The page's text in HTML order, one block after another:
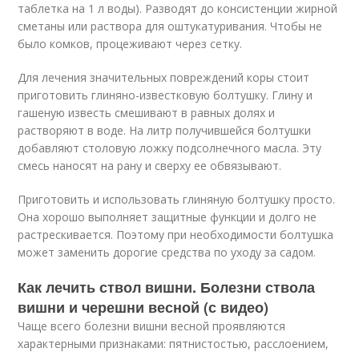
таблетка на 1 л воды). Разводят до консистенции жирной
сметаны или раствора для оштукатуривания. Чтобы не
было комков, процеживают через сетку.
Для лечения значительных повреждений коры стоит
приготовить глиняно-известковую болтушку. Глину и
гашеную известь смешивают в равных долях и
растворяют в воде. На литр получившейся болтушки
добавляют столовую ложку подсолнечного масла. Эту
смесь наносят на рану и сверху ее обвязывают.
Приготовить и использовать глиняную болтушку просто.
Она хорошо выполняет защитные функции и долго не
растрескивается. Поэтому при необходимости болтушка
может заменить дорогие средства по уходу за садом.
Как лечить ствол вишни. Болезни ствола
вишни и черешни весной (с видео)
Чаще всего болезни вишни весной проявляются
характерными признаками: пятнистостью, расслоением,